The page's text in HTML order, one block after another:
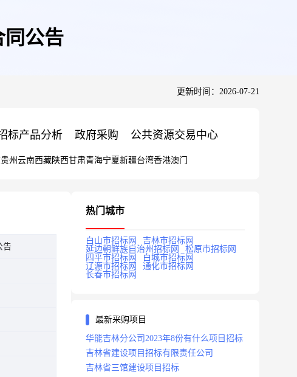
同公告
更新时间：2026-07-21
标产品分析 政府采购 公共资源交易中心
贵州 云南西藏陕西甘肃青海宁夏新疆台湾香港澳门
告
热门城市
白山市招标网
吉林市招标网
延边朝鲜族自治州招标网
松原市招标网
四平市招标网
白城市招标网
辽源市招标网
通化市招标网
长春市招标网
最新采购项目
华能吉林分公司2023年8份有什么项目招标
吉林省建设项目招标有限责任公司
吉林省三馆建设项目招标